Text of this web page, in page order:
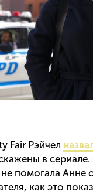
Fair Рэйчел
в
помогала Анне
как это